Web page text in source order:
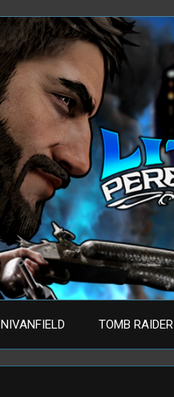
NIVANFIELD TOMB RAIDER